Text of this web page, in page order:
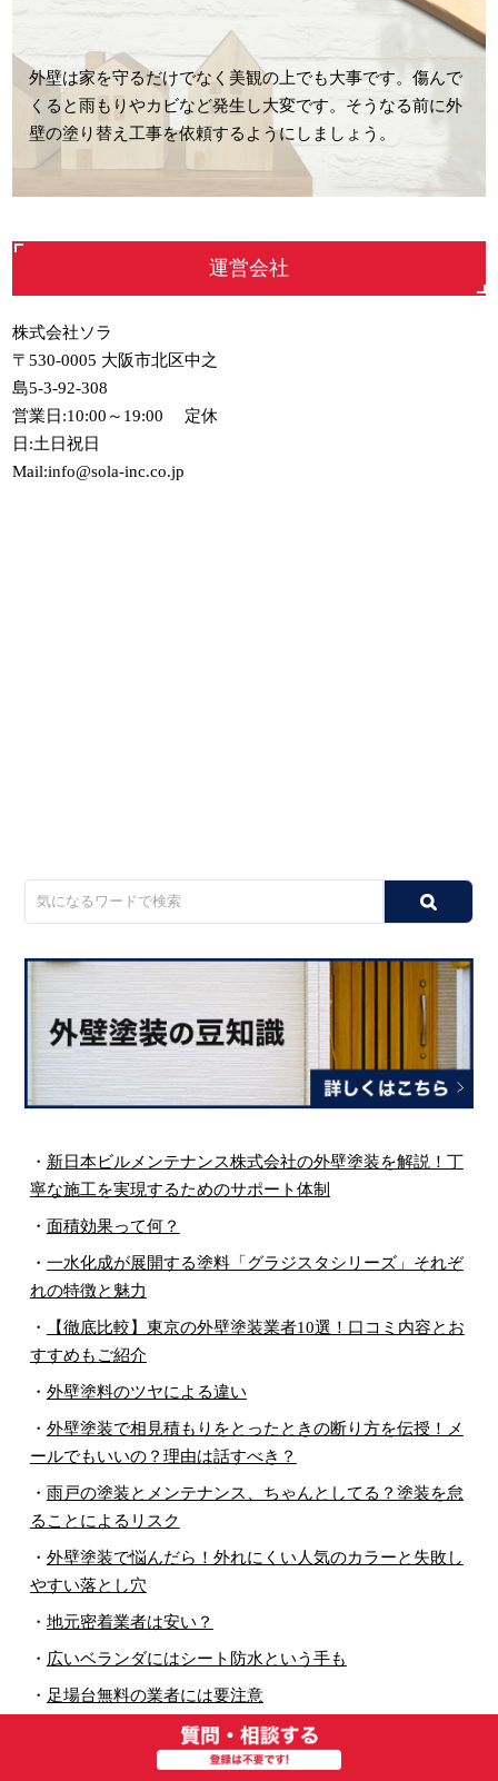
外壁は家を守るだけでなく美観の上でも大事です。傷んで
くると雨もりやカビなど発生し大変です。そうなる前に外
壁の塗り替え工事を依頼するようにしましょう。
運営会社
株式会社ソラ
〒530-0005 大阪市北区中之
島5-3-92-308
営業日:10:00～19:00 定休
日:土日祝日
Mail:info@sola-inc.co.jp
・ 新日本ビルメンテナンス株式会社の外壁塗装を解説！丁
寧な施工を実現するためのサポート体制
・ 面積効果って何？
・ 一水化成が展開する塗料「グラジスタシリーズ」それぞ
れの特徴と魅力
・
【徹底比較】東京の外壁塗装業者10選！口コミ内容とお
すすめもご紹介
・ 外壁塗料のツヤによる違い
・ 外壁塗装で相見積もりをとったときの断り方を伝授！メ
ールでもいいの？理由は話すべき？
・ 雨戸の塗装とメンテナンス、ちゃんとしてる？塗装を怠
ることによるリスク
・ 外壁塗装で悩んだら！外れにくい人気のカラーと失敗し
やすい落とし穴
・ 地元密着業者は安い？
・ 広いベランダにはシート防水という手も
・ 足場台無料の業者には要注意
無機塗料の対応年数とおすすめメーカー
外壁塗装の産廃処分費と諸経費は必要？